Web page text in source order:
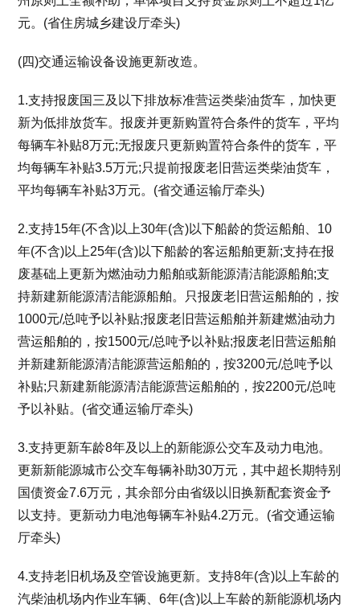
元。(省住房城乡建设厅牵头)
(四)交通运输设备设施更新改造。
1.支持报废国三及以下排放标准营运类柴油货车，加快更
新为低排放货车。报废并更新购置符合条件的货车，平均
每辆车补贴8万元;无报废只更新购置符合条件的货车，平
均每辆车补贴3.5万元;只提前报废老旧营运类柴油货车，
平均每辆车补贴3万元。(省交通运输厅牵头)
2.支持15年(不含)以上30年(含)以下船龄的货运船舶、10
年(不含)以上25年(含)以下船龄的客运船舶更新;支持在报
废基础上更新为燃油动力船舶或新能源清洁能源船舶;支
持新建新能源清洁能源船舶。只报废老旧营运船舶的，按
1000元/总吨予以补贴;报废老旧营运船舶并新建燃油动力
营运船舶的，按1500元/总吨予以补贴;报废老旧营运船舶
并新建新能源清洁能源营运船舶的，按3200元/总吨予以
补贴;只新建新能源清洁能源营运船舶的，按2200元/总吨
予以补贴。(省交通运输厅牵头)
3.支持更新车龄8年及以上的新能源公交车及动力电池。
更新新能源城市公交车每辆补助30万元，其中超长期特别
国债资金7.6万元，其余部分由省级以旧换新配套资金予
以支持。更新动力电池每辆车补贴4.2万元。(省交通运输
厅牵头)
4.支持老旧机场及空管设施更新。支持8年(含)以上车龄的
汽柴油机场内作业车辆、6年(含)以上车龄的新能源机场内